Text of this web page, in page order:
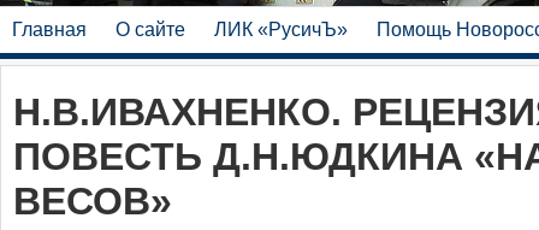
Главная О сайте ЛИК «РусичЪ» Помощь
Н.В.ИВАХНЕНКО.
ПОВЕСТЬ Д.Н.ЮДКИНА
ВЕСОВ»